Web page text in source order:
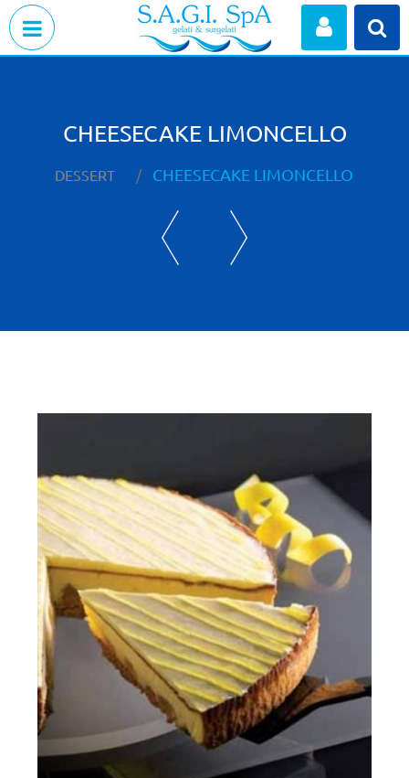
CHEESECAKE LIMONCELLO
DESSERT CHEESECAKE LIMONCELLO